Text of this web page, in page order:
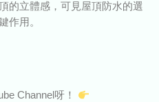
的立體感，可見屋頂防水的選
作用。
Channel呀！